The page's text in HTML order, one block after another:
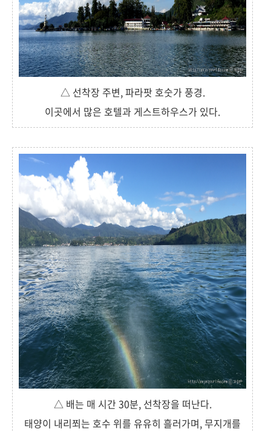
△ 선착장 주변, 파라팟 호숫가 풍경.
이곳에서 많은 호텔과 게스트하우스가 있다.
△ 배는 매 시간 30분, 선착장을 떠난다.
태양이 내리쬐는 호수 위를 유유히 흘러가며, 무지개를